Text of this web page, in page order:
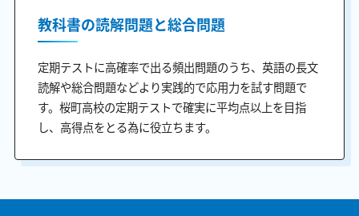
教科書の読解問題と総合問題
定期テストに高確率で出る頻出問題のうち、英語の長文
読解や総合問題などより実践的で応用力を試す問題で
す。桜町高校の定期テストで確実に平均点以上を目指
し、高得点をとる為に役立ちます。